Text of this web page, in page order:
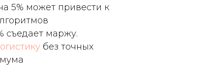
5% может привести к
съедает маржу.
без точных